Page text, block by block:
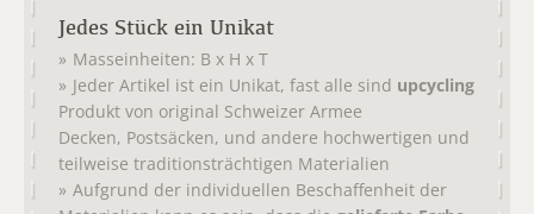
Jedes Stück ein Unikat
Masseinheiten: B x H x T
Jeder Artikel ist ein Unikat, fast alle sind upcycling
Produkt von original Schweizer Armee
Decken, Postsäcken, und andere hochwertigen und
teilweise traditionsträchtigen Materialien
Aufgrund der individuellen Beschaffenheit der